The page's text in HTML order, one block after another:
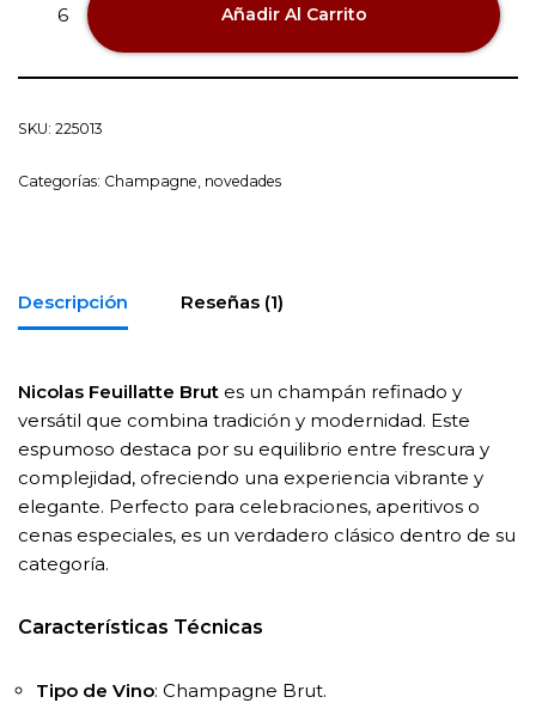
Añadir Al Carrito
SKU: 225013
Categorías: Champagne novedades
Descripción Reseñas (1)
Nicolas Feuillatte Brut es un champán refinado y
versátil que combina tradición y modernidad. Este
espumoso destaca por su equilibrio entre frescura y
complejidad, ofreciendo una experiencia vibrante y
elegante. Perfecto para celebraciones, aperitivos o
cenas especiales, es un verdadero clásico dentro de su
categoría.
Características Técnicas
Tipo de Vino: Champagne Brut.